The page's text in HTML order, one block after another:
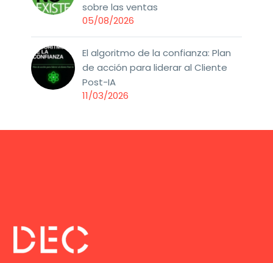
sobre las ventas
05/08/2026
El algoritmo de la confianza: Plan
de acción para liderar al Cliente
Post-IA
11/03/2026